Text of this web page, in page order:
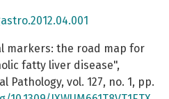
markers: the road map for
fatty liver disease",
Pathology, vol. 127, no. 1, pp.